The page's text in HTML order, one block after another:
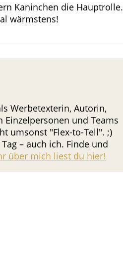
Kaninchen die Hauptrolle.
wärmstens!
Werbetexterin, Autorin,
und Teams
umsonst "Flex-to-Tell". ;)
– auch ich. Finde und
über mich liest du hier!